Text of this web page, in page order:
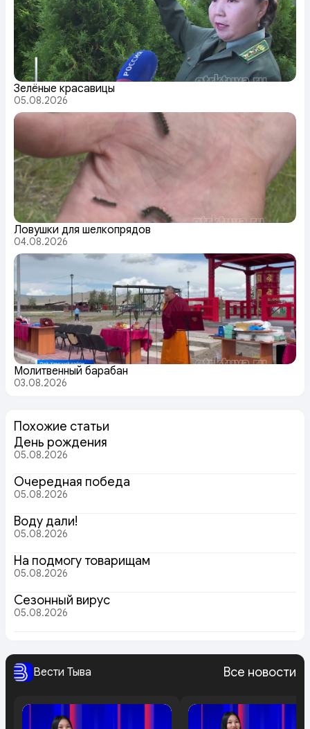
Зелёные красавицы
05.08.2026
Ловушки для шелкопрядов
04.08.2026
Молитвенный барабан
03.08.2026
Похожие статьи
День рождения
05.08.2026
Очередная победа
05.08.2026
Воду дали!
05.08.2026
На подмогу товарищам
05.08.2026
Сезонный вирус
05.08.2026
Вести Тыва Все новости